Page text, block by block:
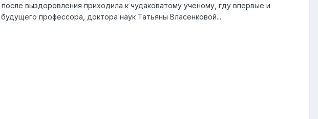
выздоровления приходила к чудаковатому ученому, гду впервые и
профессора, доктора наук Татьяны Власенковой...